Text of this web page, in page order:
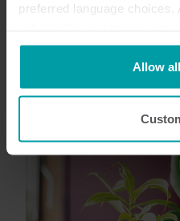
preferred language
not be available without
Kamstrup makes use of
cookie is installed by
analysis programmes.
You can at any time
from the Cookie Declaration
Allow